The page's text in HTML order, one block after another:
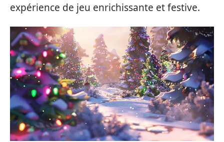
expérience de jeu enrichissante et festive.